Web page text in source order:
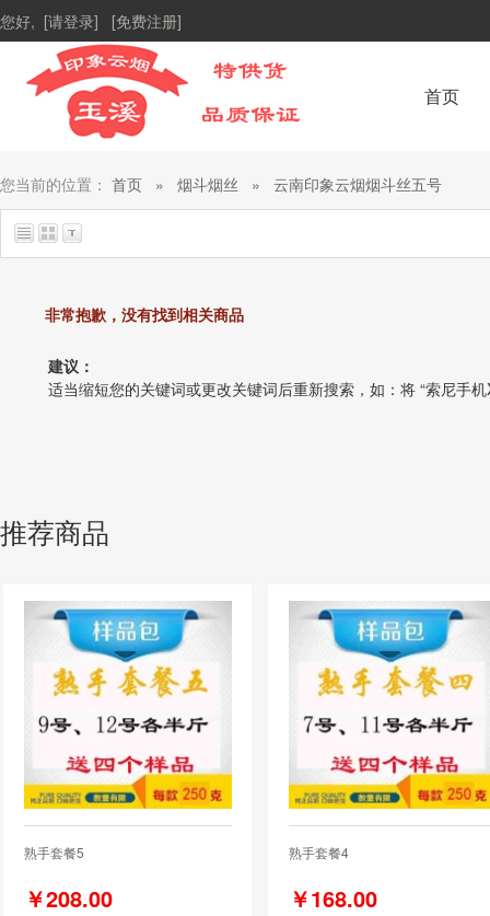
您好, [请登录] [免费注册]
首页
您当前的位置： 首页 » 烟斗烟丝 » 云南印象云烟烟斗丝五号
非常抱歉，没有找到相关商品
建议：
适当缩短您的关键词或更改关键词后重新搜索，如：将 “索尼手机
推荐商品
熟手套餐5
￥208.00
熟手套餐4
￥168.00